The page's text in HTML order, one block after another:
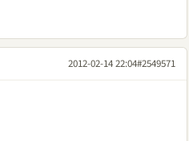
2012-02-14 22:04#2549571